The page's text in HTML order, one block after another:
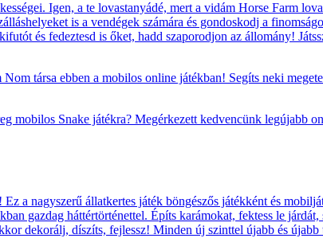
Igen, a te lovastanyádé, mert a vidám Horse Farm
is a vendégek számára és gondoskodj a
és fedeztesd is őket, hadd szaporodjon az állomány!
társa ebben a mobilos online játékban! Segíts neki
mobilos Snake játékra? Megérkezett kedvencünk
a nagyszerű állatkertes játék böngészős játékként és
gazdag háttértörténettel. Építs karámokat, fektess le
dekorálj, díszíts, fejlessz! Minden új szinttel újabb és